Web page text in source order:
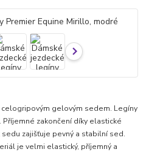
gelovým sedem. Legíny
zakončení díky elastické
zajišťuje pevný a stabilní sed.
je velmi elastický, příjemný a